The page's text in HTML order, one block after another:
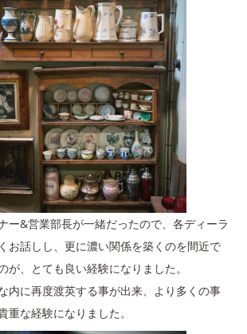
ー&営業部長が一緒だったので、各ディーラ
お話しし、更に濃い関係を築くのを間近で
が、とても良い経験になりました。
内に再度渡英する事が出来、より多くの事
重な経験になりました。